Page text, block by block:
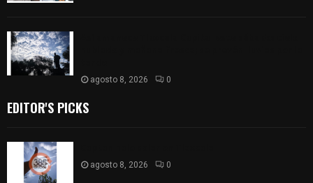
agosto 8, 2026 0
EDITOR'S PICKS
agosto 8, 2026 0